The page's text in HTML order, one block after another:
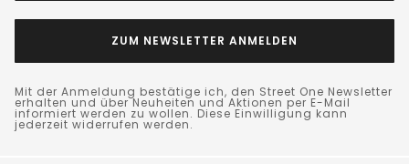
ZUM NEWSLETTER ANMELDEN
Mit der Anmeldung bestätige ich, den Street One Newsletter
erhalten und über Neuheiten und Aktionen per E-Mail
informiert werden zu wollen. Diese Einwilligung kann
jederzeit widerrufen werden.